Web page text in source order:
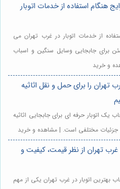
هنگام استفاده از خدمات اتوبار
از خدمات اتوبار در غرب تهران می
برای جابجایی وسایل سنگین و اسباب
و خرید
تهران را برای حمل و نقل اثاثیه
یک اتوبار حرفه ای برای جابجایی اثاثیه
جزئیات مختلفی است. | مشاهده و خرید
غرب تهران از نظر قیمت، کیفیت و
بهترین اتوبار در غرب تهران یکی از مهم